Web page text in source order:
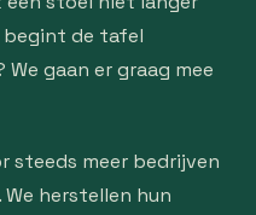
de tafel
gaan er graag mee
steeds meer bedrijven
herstellen hun